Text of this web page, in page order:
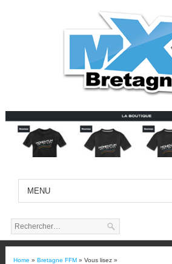
Home » Bretagne FFM » Vous lisez »